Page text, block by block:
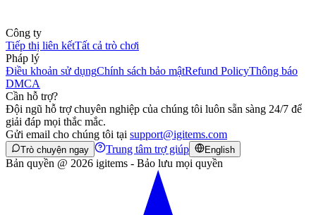
Công ty
Tiếp thị liên kếtTất cả trò chơi
Pháp lý
Điều khoản sử dụngChính sách bảo mậtRefund PolicyThông báo
DMCA
Cần hỗ trợ?
Đội ngũ hỗ trợ chuyên nghiệp của chúng tôi luôn sẵn sàng 24/7 để
giải đáp mọi thắc mắc.
Gửi email cho chúng tôi tại support@igitems.com
Trò chuyện ngay Trung tâm trợ giúp English
Bản quyền @ 2026 igitems - Bảo lưu mọi quyền